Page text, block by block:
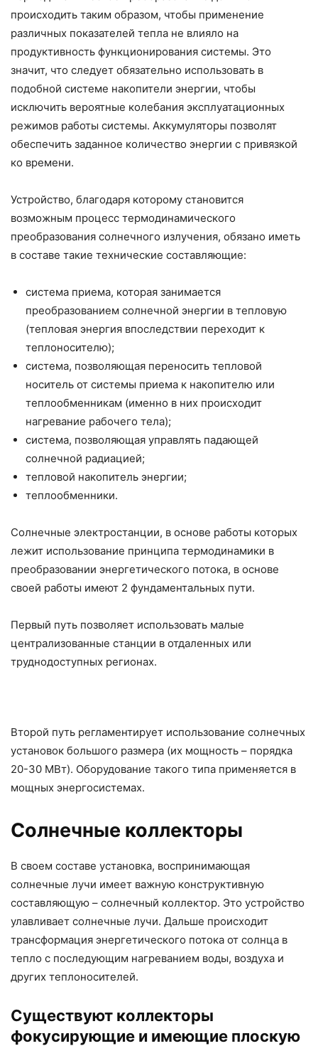
происходить таким образом, чтобы применение
различных показателей тепла не влияло на
продуктивность функционирования системы. Это
значит, что следует обязательно использовать в
подобной системе накопители энергии, чтобы
исключить вероятные колебания эксплуатационных
режимов работы системы. Аккумуляторы позволят
обеспечить заданное количество энергии с привязкой
ко времени.
Устройство, благодаря которому становится
возможным процесс термодинамического
преобразования солнечного излучения, обязано иметь
в составе такие технические составляющие:
система приема, которая занимается
преобразованием солнечной энергии в тепловую
(тепловая энергия впоследствии переходит к
теплоносителю);
система, позволяющая переносить тепловой
носитель от системы приема к накопителю или
теплообменникам (именно в них происходит
нагревание рабочего тела);
система, позволяющая управлять падающей
солнечной радиацией;
тепловой накопитель энергии;
теплообменники.
Солнечные электростанции, в основе работы которых
лежит использование принципа термодинамики в
преобразовании энергетического потока, в основе
своей работы имеют 2 фундаментальных пути.
Первый путь позволяет использовать малые
централизованные станции в отдаленных или
труднодоступных регионах.
Второй путь регламентирует использование солнечных
установок большого размера (их мощность – порядка
20-30 МВт). Оборудование такого типа применяется в
мощных энергосистемах.
Солнечные коллекторы
В своем составе установка, воспринимающая
солнечные лучи имеет важную конструктивную
составляющую – солнечный коллектор. Это устройство
улавливает солнечные лучи. Дальше происходит
трансформация энергетического потока от солнца в
тепло с последующим нагреванием воды, воздуха и
других теплоносителей.
Существуют коллекторы
фокусирующие и имеющие плоскую